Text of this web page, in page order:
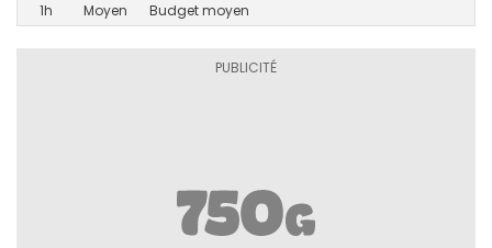
1h Moyen Budget moyen